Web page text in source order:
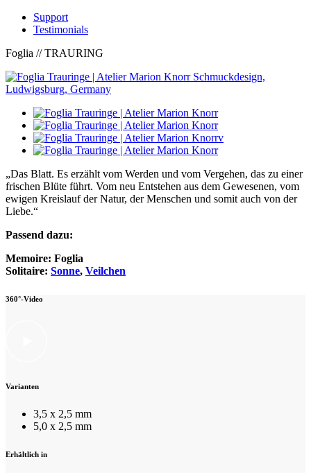
Support
Testimonials
Foglia // TRAURING
„Das Blatt. Es erzählt vom Werden und vom Vergehen, das zu einer
frischen Blüte führt. Vom neu Entstehen aus dem Gewesenen, vom
ewigen Kreislauf der Natur, der Menschen und somit auch von der
Liebe.“
Passend dazu:
Memoire: Foglia
Solitaire: Sonne, Veilchen
360°-Video
Varianten
3,5 x 2,5 mm
5,0 x 2,5 mm
Erhältlich in